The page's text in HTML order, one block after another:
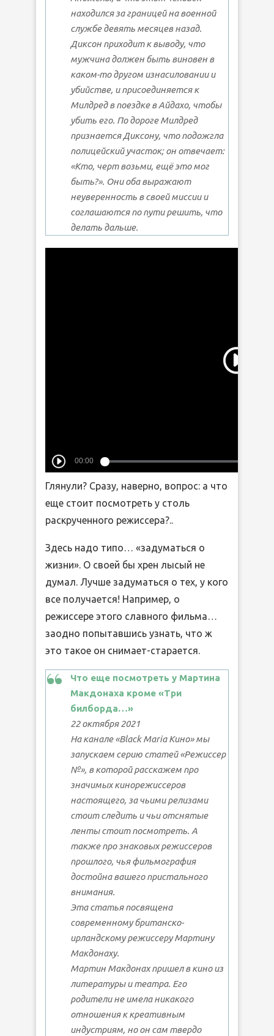
находился за границей на военной
службе девять месяцев назад.
Диксон приходит к выводу, что
мужчина должен быть виновен в
каком-то другом изнасиловании и
убийстве, и присоединяется к
Милдред в поездке в Айдахо, чтобы
убить его. По дороге Милдред
признается Диксону, что подожгла
полицейский участок; он отвечает:
«Кто, черт возьми, ещё это мог
быть?». Они оба выражают
неуверенность в своей миссии и
соглашаются по пути решить, что
делать дальше.
Глянули? Сразу, наверно, вопрос: а что
еще стоит посмотреть у столь
раскрученного режиссера?..
Здесь надо типо… «задуматься о
жизни». О своей бы хрен лысый не
думал. Лучше задуматься о тех, у кого
все получается! Например, о
режиссере этого славного фильма…
заодно попытавшись узнать, что ж
это такое он снимает-старается.
Что еще посмотреть у Мартина
Макдонаха кроме «Три
билборда…»
22 октября 2021
На канале «Black Maria Кино» мы
запускаем серию статей «Режиссер
№», в которой расскажем про
значимых кинорежиссеров
настоящего, за чьими релизами
стоит следить и чьи отснятые
ленты стоит посмотреть. А
также про знаковых режиссеров
прошлого, чья фильмография
достойна вашего пристального
внимания.
Эта статья посвящена
современному британско-
ирландскому режиссеру Мартину
Макдонаху.
Мартин Макдонах пришел в кино из
литературы и театра. Его
родители не имела никакого
отношения к креативным
индустриям, но он сам твердо